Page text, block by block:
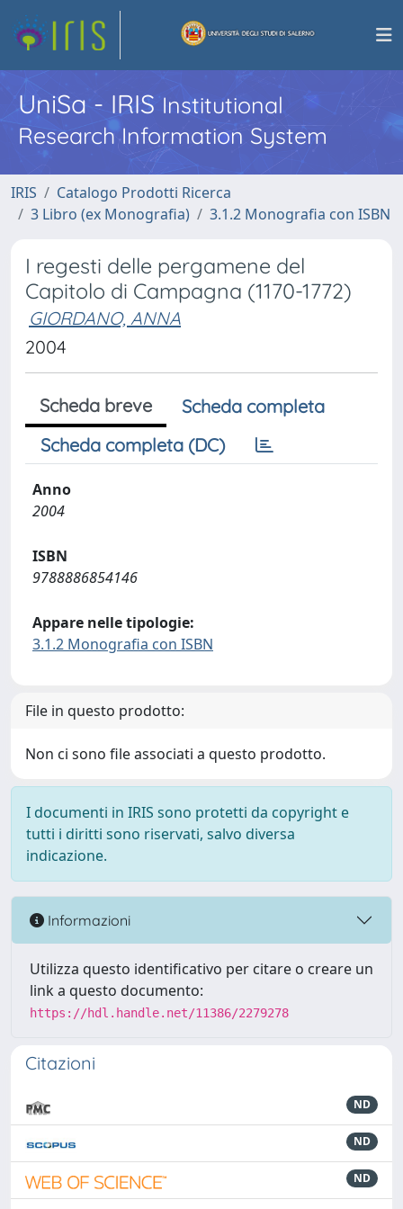
UniSa - IRISInstitutional
Research Information System
IRIS
Catalogo Prodotti Ricerca
3 Libro (ex Monografia)
3.1.2 Monografia con ISBN
I regesti delle pergamene del
Capitolo di Campagna (1170-1772)
GIORDANO, ANNA
2004
Scheda breve
Scheda completa
Scheda completa (DC)
Anno
2004
ISBN
9788886854146
Appare nelle tipologie:
3.1.2 Monografia con ISBN
File in questo prodotto:
Non ci sono file associati a questo prodotto.
I documenti in IRIS sono protetti da copyright e
tutti i diritti sono riservati, salvo diversa
indicazione.
Informazioni
Utilizza questo identificativo per citare o creare un
link a questo documento:
https://hdl.handle.net/11386/2279278
Citazioni
ND
ND
ND